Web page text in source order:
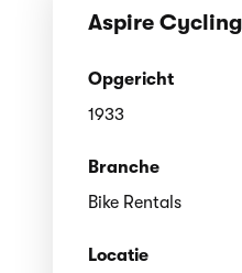
Aspire Cycling
Opgericht
1933
Branche
Bike Rentals
Locatie